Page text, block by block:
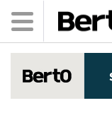
Toggle
navigation